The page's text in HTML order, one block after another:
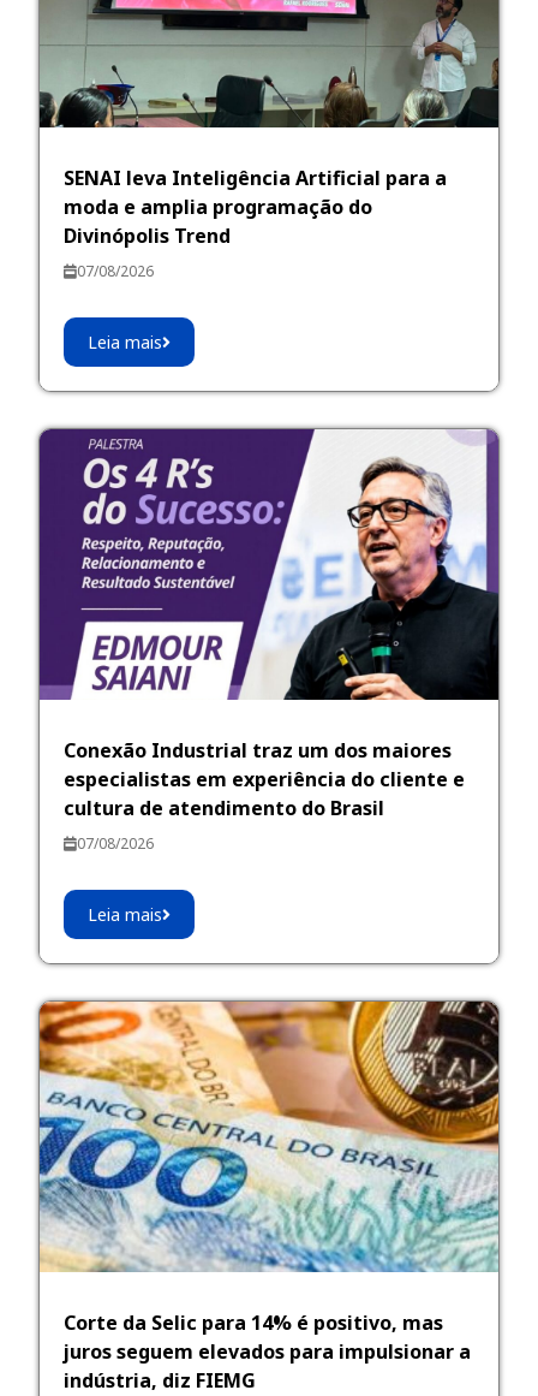
SENAI leva Inteligência Artificial para a
moda e amplia programação do
Divinópolis Trend
07/08/2026
Leia mais
Conexão Industrial traz um dos maiores
especialistas em experiência do cliente e
cultura de atendimento do Brasil
07/08/2026
Leia mais
Corte da Selic para 14% é positivo, mas
juros seguem elevados para impulsionar a
indústria, diz FIEMG